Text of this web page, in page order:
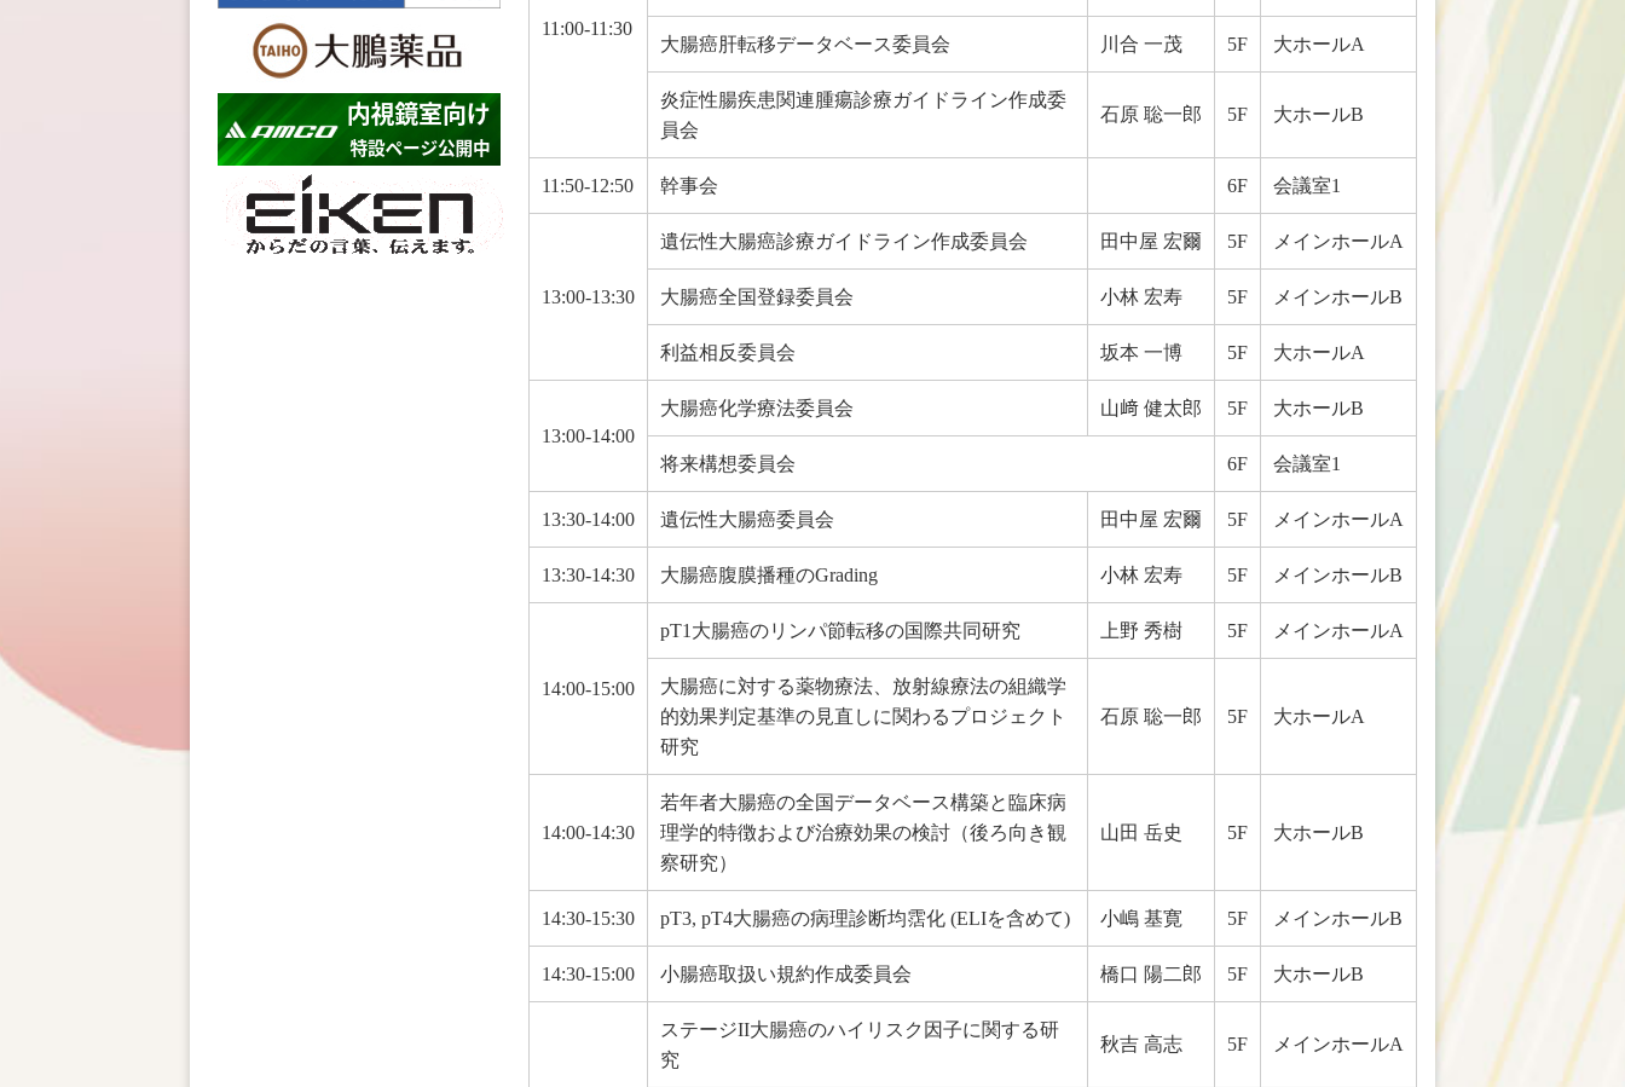
11:00-11:30
大腸癌肝転移データベース委員会 川合 一茂 5F 大ホールA
炎症性腸疾患関連腫瘍診療ガイドライン作成委
員会
石原 聡一郎 5F 大ホールB
11:50-12:50 幹事会 6F 会議室1
13:00-13:30
遺伝性大腸癌診療ガイドライン作成委員会 田中屋 宏爾 5F メインホールA
大腸癌全国登録委員会 小林 宏寿 5F メインホールB
利益相反委員会 坂本 一博 5F 大ホールA
13:00-14:00
大腸癌化学療法委員会 山﨑 健太郎 5F 大ホールB
将来構想委員会 6F 会議室1
13:30-14:00 遺伝性大腸癌委員会 田中屋 宏爾 5F メインホールA
13:30-14:30 大腸癌腹膜播種のGrading 小林 宏寿 5F メインホールB
14:00-15:00
pT1大腸癌のリンパ節転移の国際共同研究 上野 秀樹 5F メインホールA
大腸癌に対する薬物療法、放射線療法の組織学
的効果判定基準の見直しに関わるプロジェクト
研究
石原 聡一郎 5F 大ホールA
14:00-14:30
若年者大腸癌の全国データベース構築と臨床病
理学的特徴および治療効果の検討（後ろ向き観
察研究）
山田 岳史 5F 大ホールB
14:30-15:30 pT3, pT4大腸癌の病理診断均霑化 (ELIを含めて) 小嶋 基寛 5F メインホールB
14:30-15:00 小腸癌取扱い規約作成委員会 橋口 陽二郎 5F 大ホールB
ステージII大腸癌のハイリスク因子に関する研
究
秋吉 高志 5F メインホールA